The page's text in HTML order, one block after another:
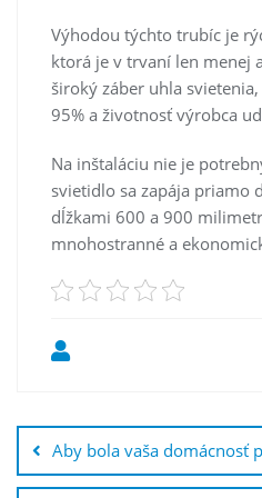
Výhodou týchto trubíc je
ktorá je v trvaní len menej
široký záber uhla
95% a životnosť výrobca
Na inštaláciu nie je
svietidlo sa zapája priamo
dĺžkami 600 a 900
mnohostranné a
navigation
Aby bola vaša domácnosť